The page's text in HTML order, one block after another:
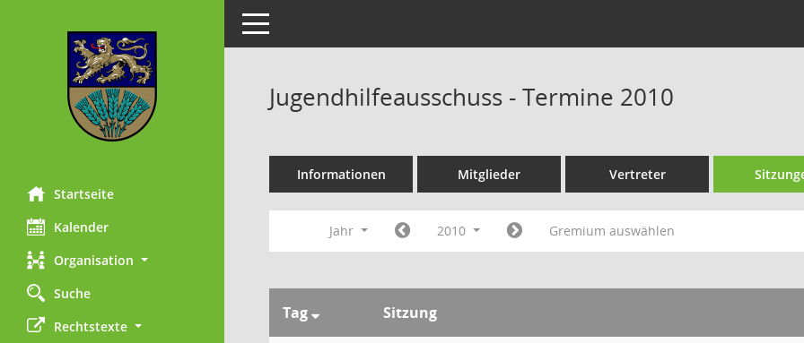
Startseite
Kalender
Organisation
Suche
Rechtstexte
Toggle navigation
Jugendhilfeausschuss - Termine 2010
Informationen Mitglieder Vertreter
Jahr 2010 Gremium auswählen
Tag Sitzung